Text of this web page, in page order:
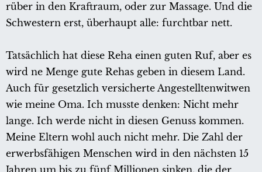
rüber in den Kraftraum, oder zur Massage. Und die
Schwestern erst, überhaupt alle: furchtbar nett.
Tatsächlich hat diese Reha einen guten Ruf, aber es
wird ne Menge gute Rehas geben in diesem Land.
Auch für gesetzlich versicherte Angestelltenwitwen
wie meine Oma. Ich musste denken: Nicht mehr
lange. Ich werde nicht in diesen Genuss kommen.
Meine Eltern wohl auch nicht mehr. Die Zahl der
erwerbsfähigen Menschen wird in den nächsten 15